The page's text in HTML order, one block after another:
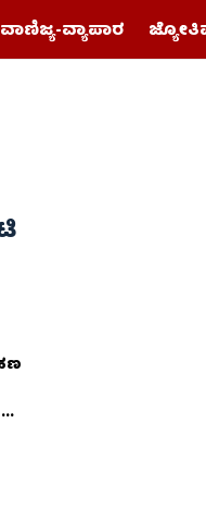
ವಾಣಿಜ್ಯ-ವ್ಯಾಪಾರ